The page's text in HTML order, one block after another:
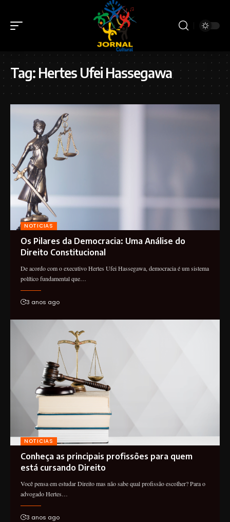
Tag: Hertes Ufei Hassegawa
NOTICIAS
Os Pilares da Democracia: Uma Análise do
Direito Constitucional
De acordo com o executivo Hertes Ufei Hassegawa, democracia é um sistema
político fundamental que…
3 anos ago
NOTICIAS
Conheça as principais profissões para quem
está cursando Direito
Você pensa em estudar Direito mas não sabe qual profissão escolher? Para o
advogado Hertes…
3 anos ago